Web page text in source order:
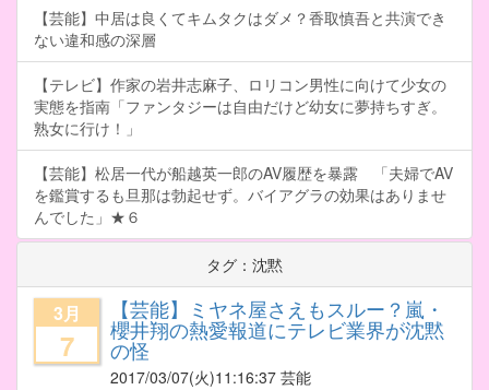
【芸能】中居は良くてキムタクはダメ？香取慎吾と共演でき
ない違和感の深層
【テレビ】作家の岩井志麻子、ロリコン男性に向けて少女の
実態を指南「ファンタジーは自由だけど幼女に夢持ちすぎ。
熟女に行け！」
【芸能】松居一代が船越英一郎のAV履歴を暴露 「夫婦でAV
を鑑賞するも旦那は勃起せず。バイアグラの効果はありませ
んでした」★６
タグ：沈黙
3月
7
【芸能】ミヤネ屋さえもスルー？嵐・
櫻井翔の熱愛報道にテレビ業界が沈黙
の怪
2017/03/07(火)11:16:37 芸能